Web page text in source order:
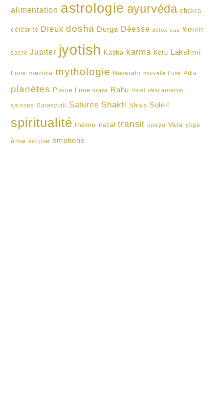
alimentation astrologie ayurvéda chakra
célébrité Dieux dosha Durga Déesse détox eau féminin
sacré Jupiter jyotish Kapha karma Ketu Lakshmi
Lune mantra mythologie Navaratri nouvelle Lune Pitta
planètes Pleine Lune prana Rahu rituel réincarnation
saisons Saraswati Saturne Shakti Shiva Soleil
spiritualité thème natal transit upaya Vata yoga
âme éclipse émotions